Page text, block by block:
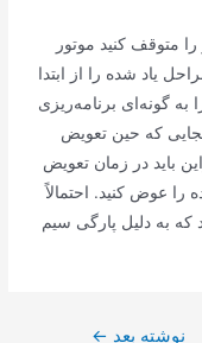
متوقف کنید موتور
یاد شده را از ابتدا
به ‌گونه‌ای برنامه‌ریزی
که حین تعویض
باید در زمان تعویض
را عوض کنید. احتمالاً
که به دلیل پارگی سیم
نوشته بعد ←